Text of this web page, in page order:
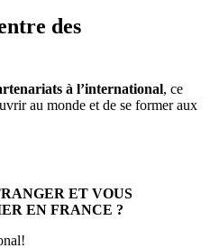
des
à l’international, ce
au monde et de se former aux
ET VOUS
EN FRANCE ?